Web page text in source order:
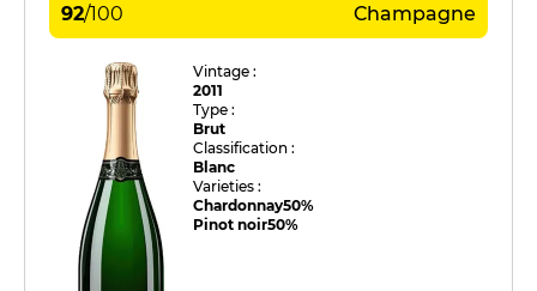
92/100 Champagne
Vintage :
2011
Type :
Brut
Classification :
Blanc
Varieties :
Chardonnay50%
Pinot noir50%